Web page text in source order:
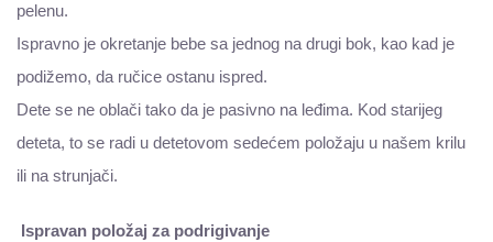
pelenu.
Ispravno je okretanje bebe sa jednog na drugi bok, kao kad je
podižemo, da ručice ostanu ispred.
Dete se ne oblači tako da je pasivno na leđima. Kod starijeg
deteta, to se radi u detetovom sedećem položaju u našem krilu
ili na strunjači.
Ispravan položaj za podrigivanje